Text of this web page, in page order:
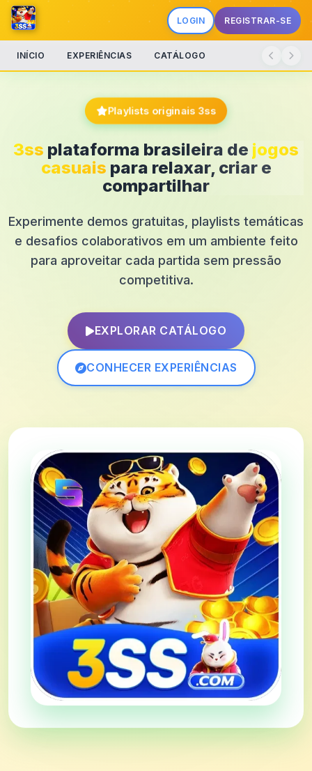
LOGIN REGISTRAR-SE
INÍCIO EXPERIÊNCIAS CATÁLOGO
Playlists originais 3ss
3ss plataforma brasileira de jogos
casuais para relaxar, criar e
compartilhar
Experimente demos gratuitas, playlists temáticas
e desafios colaborativos em um ambiente feito
para aproveitar cada partida sem pressão
competitiva.
EXPLORAR CATÁLOGO
CONHECER EXPERIÊNCIAS